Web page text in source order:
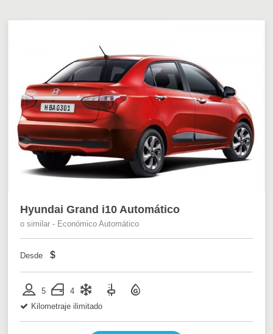
Hyundai Grand i10 Automático
o similar - Económico Automático
Desde $
5
4
Kilometraje ilimitado